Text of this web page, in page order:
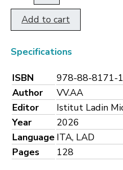
Add to cart
Specifications
ISBN
978-88-8171-
Author
VV.AA
Editor
Istitut Ladin
Year
2026
Language ITA, LAD
Pages
128